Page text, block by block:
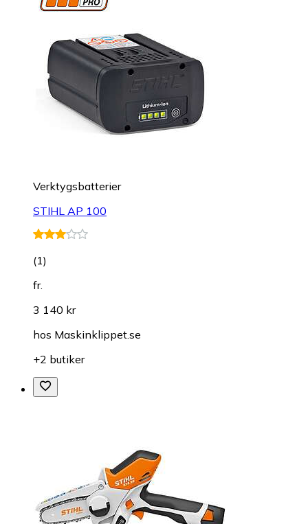
Verktygsbatterier
STIHL AP 100
(1)
fr.
3 140 kr
hos Maskinklippet.se
+2 butiker